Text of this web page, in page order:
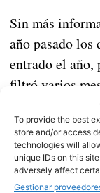
To provide the best
store and/or access
technologies will
unique IDs on this
adversely affect
Gestionar
Sin más
año pasado los
entrado el año,
filtró varios
repite en 2020
Fuente | XDA
NOTICIAS